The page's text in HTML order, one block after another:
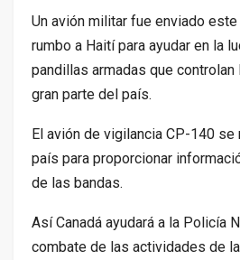
Un avión militar fue enviado
rumbo a Haití para ayudar en la
pandillas armadas que
gran parte del país.
El avión de vigilancia CP-140
país para proporcionar
de las bandas.
Así Canadá ayudará a la Policía
combate de las actividades de